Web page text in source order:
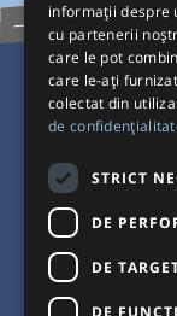
informații despre
cu partenerii
care le pot
care le-ați
colectat din
de
STRICT
DE
DE
DE